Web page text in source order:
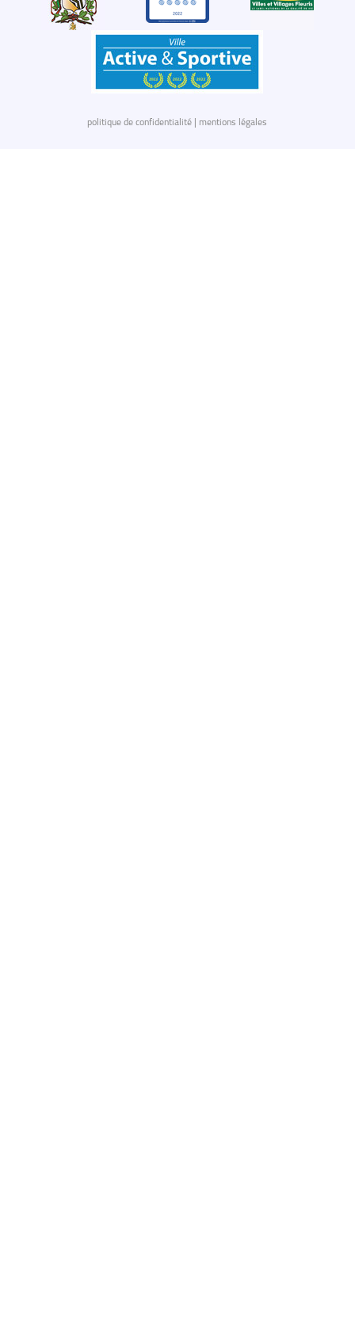
politique de confidentialité mentions légales